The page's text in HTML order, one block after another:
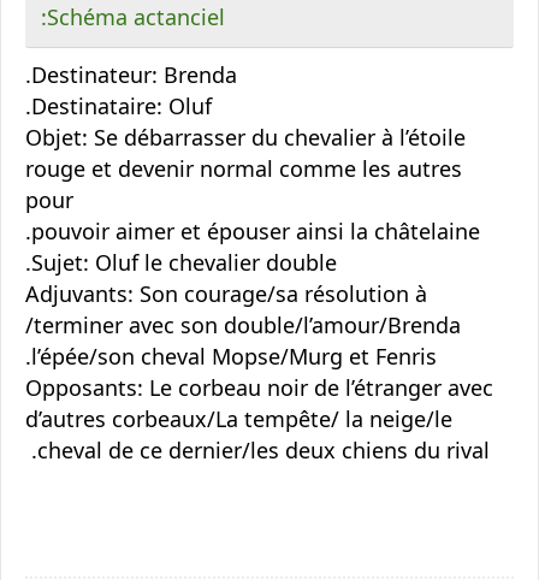
Schéma actanciel:
Destinateur: Brenda.
Destinataire: Oluf.
Objet: Se débarrasser du chevalier à l’étoile
rouge et devenir normal comme les autres
pour
pouvoir aimer et épouser ainsi la châtelaine.
Sujet: Oluf le chevalier double.
Adjuvants: Son courage/sa résolution à
terminer avec son double/l’amour/Brenda/
l’épée/son cheval Mopse/Murg et Fenris.
Opposants: Le corbeau noir de l’étranger avec
d’autres corbeaux/La tempête/ la neige/le
cheval de ce dernier/les deux chiens du rival.